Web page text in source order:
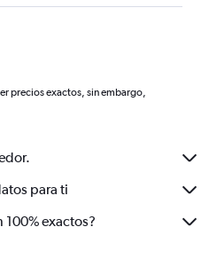
precios exactos, sin embargo,
para ti
100% exactos?